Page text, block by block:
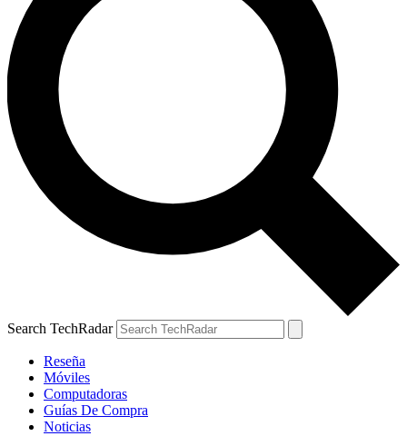
Search TechRadar
Reseña
Móviles
Computadoras
Guías De Compra
Noticias